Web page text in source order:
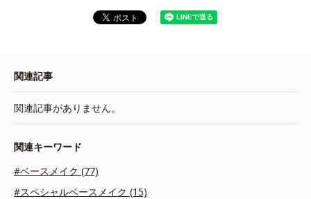
関連記事
関連記事がありません。
関連キーワード
#ベースメイク (77)
#スペシャルベースメイク (15)